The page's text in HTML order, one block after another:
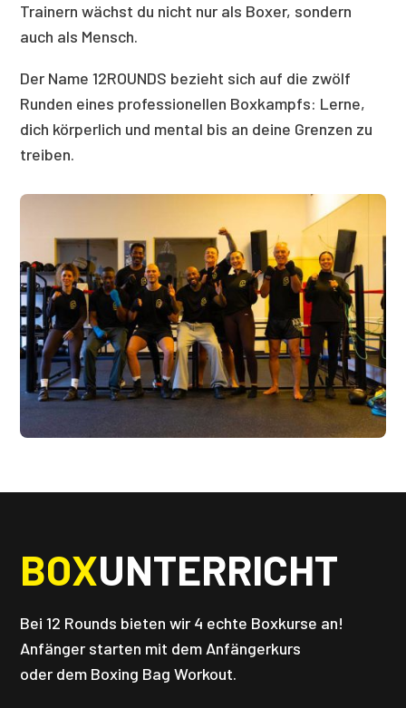
Trainern wächst du nicht nur als Boxer, sondern
auch als Mensch.
Der Name 12ROUNDS bezieht sich auf die zwölf
Runden eines professionellen Boxkampfs: Lerne,
dich körperlich und mental bis an deine Grenzen zu
treiben.
BOXUNTERRICHT
Bei 12 Rounds bieten wir 4 echte Boxkurse an!
Anfänger starten mit dem Anfängerkurs
oder dem Boxing Bag Workout.